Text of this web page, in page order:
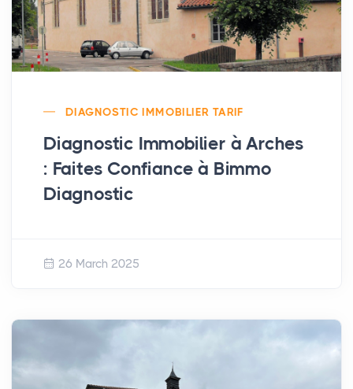
DIAGNOSTIC IMMOBILIER TARIF
Diagnostic Immobilier à Arches
: Faites Confiance à Bimmo
Diagnostic
26 March 2025